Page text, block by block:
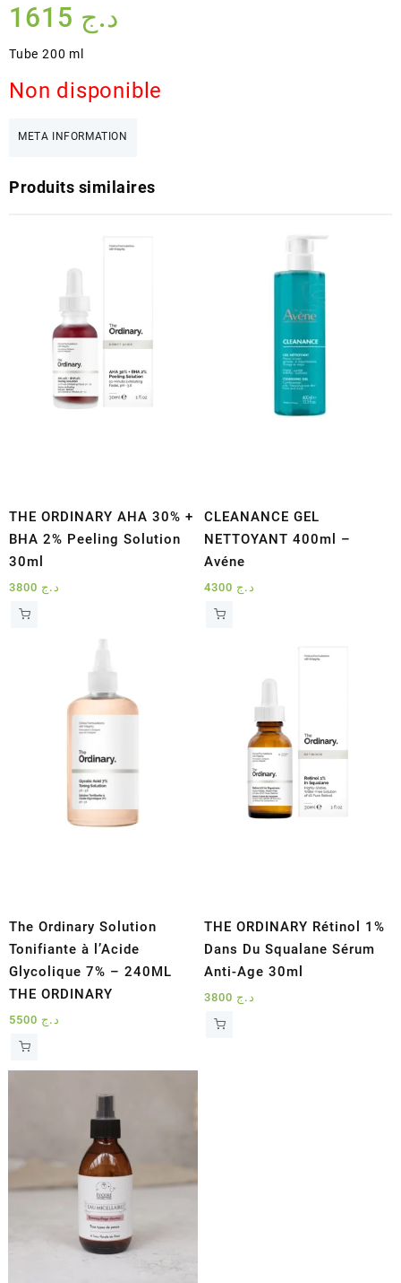
د.ج
Tube 200 ml
Non disponible
META INFORMATION
Produits similaires
THE ORDINARY AHA 30% +
BHA 2% Peeling Solution
30ml
د.ج
CLEANANCE GEL
NETTOYANT 400ml –
Avéne
د.ج
The Ordinary Solution
Tonifiante à l’Acide
Glycolique 7% – 240ML
THE ORDINARY
د.ج
THE ORDINARY Rétinol 1%
Dans Du Squalane Sérum
Anti-Age 30ml
د.ج